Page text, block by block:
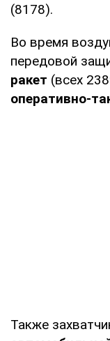
(8178).
Во время
передовой
ракет (всех
оперативно-
Также